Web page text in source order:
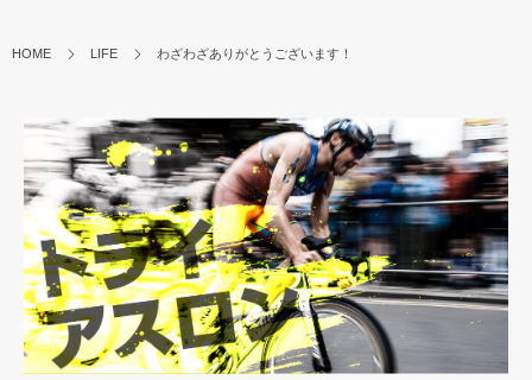
HOME LIFE わざわざありがとうございます！